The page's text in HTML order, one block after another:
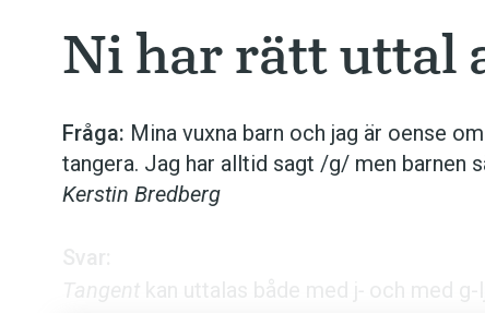
Krönikor
Skrivtips
Ni har rätt uttal
Fråga: Mina vuxna barn och jag är oense
tangera. Jag har alltid sagt /g/ men barnen
Kerstin Bredberg